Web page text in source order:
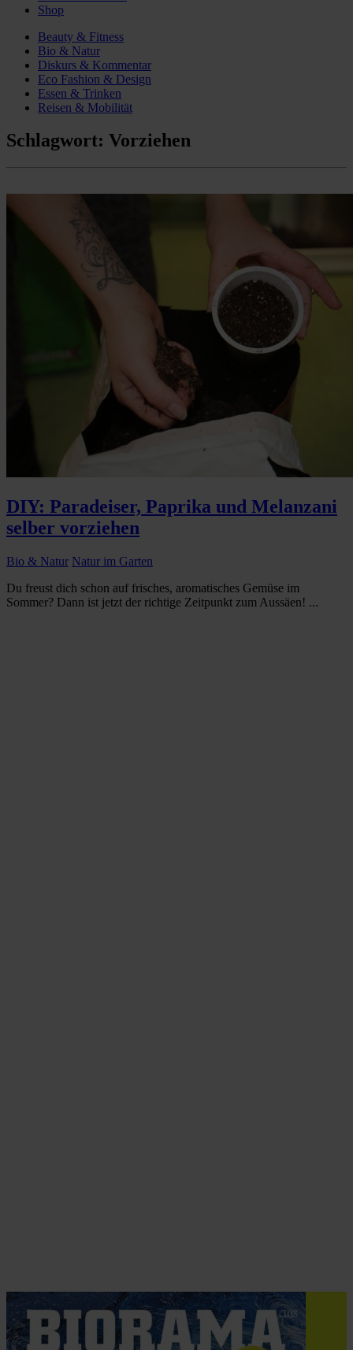
Shop
Beauty & Fitness
Bio & Natur
Diskurs & Kommentar
Eco Fashion & Design
Essen & Trinken
Reisen & Mobilität
Schlagwort: Vorziehen
DIY: Paradeiser, Paprika und Melanzani
selber vorziehen
Bio & Natur Natur im Garten
Du freust dich schon auf frisches, aromatisches Gemüse im
Sommer? Dann ist jetzt der richtige Zeitpunkt zum Aussäen! ...